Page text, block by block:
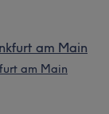
am Main
am Main